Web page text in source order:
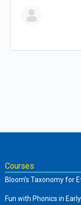
Courses
Bloom’s Taxonomy for
Fun with Phonics in